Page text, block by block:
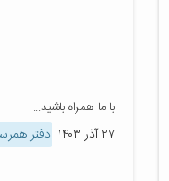
با ما همراه باشید...
۲۷ آذر ۱۴۰۳ دفتر